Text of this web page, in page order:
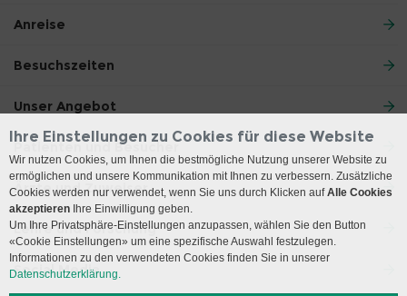
Anreise
Besuchszeiten
Unser Angebot
Patienten und Besucher
Ärzte und Zuweiser
Lehre und Forschung
Social Media
Ihre Einstellungen zu Cookies für diese Website
Wir nutzen Cookies, um Ihnen die bestmögliche Nutzung unserer Website zu
ermöglichen und unsere Kommunikation mit Ihnen zu verbessern. Zusätzliche
Cookies werden nur verwendet, wenn Sie uns durch Klicken aufAlle Cookies
akzeptieren Ihre Einwilligung geben.
Um Ihre Privatsphäre-Einstellungen anzupassen, wählen Sie den Button
«Cookie Einstellungen» um eine spezifische Auswahl festzulegen.
Informationen zu den verwendeten Cookies finden Sie in unserer
Datenschutzerklärung.